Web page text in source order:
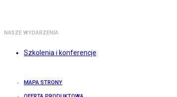
NASZE WYDARZENIA
Szkolenia i konferencje
MAPA STRONY